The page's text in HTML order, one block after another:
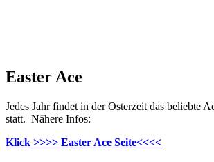
Easter Ace
Jedes Jahr findet in der Osterzeit das beliebte
statt. Nähere Infos:
Klick >>>> Easter Ace Seite<<<<